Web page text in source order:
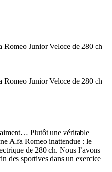
Romeo Junior Veloce de 280 ch
Romeo Junior Veloce de 280 ch
Plutôt une véritable
Alfa Romeo inattendue : le
de 280 ch. Nous l’avons
des sportives dans un exercice